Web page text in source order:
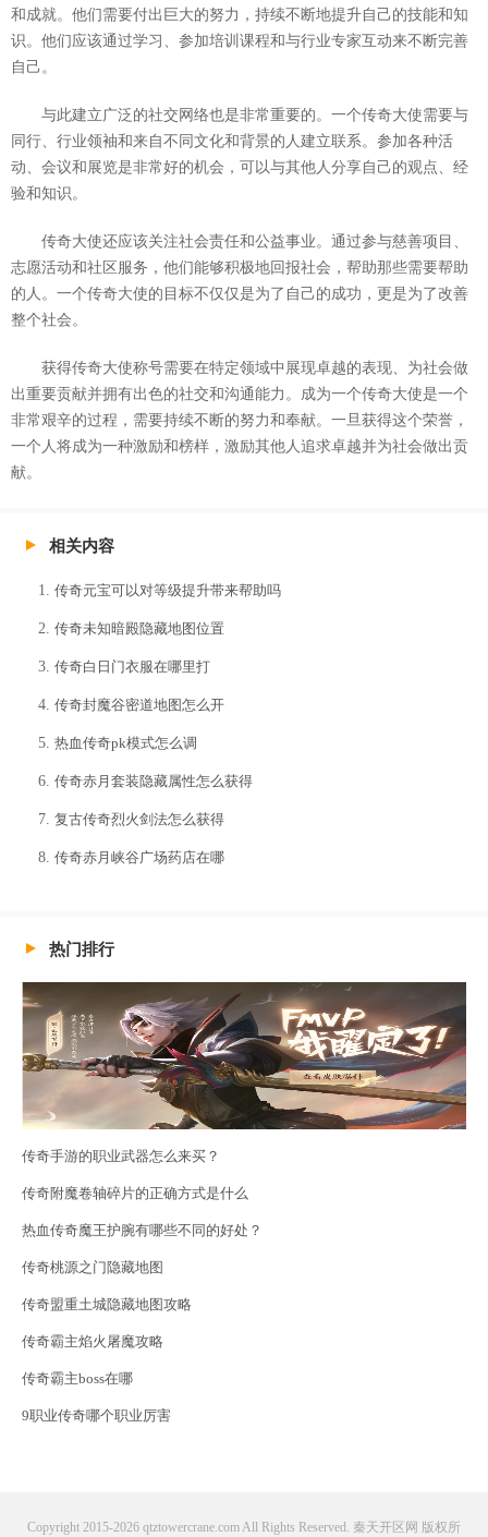
和成就。他们需要付出巨大的努力，持续不断地提升自己的技能和知
识。他们应该通过学习、参加培训课程和与行业专家互动来不断完善
自己。
与此建立广泛的社交网络也是非常重要的。一个传奇大使需要与
同行、行业领袖和来自不同文化和背景的人建立联系。参加各种活
动、会议和展览是非常好的机会，可以与其他人分享自己的观点、经
验和知识。
传奇大使还应该关注社会责任和公益事业。通过参与慈善项目、
志愿活动和社区服务，他们能够积极地回报社会，帮助那些需要帮助
的人。一个传奇大使的目标不仅仅是为了自己的成功，更是为了改善
整个社会。
获得传奇大使称号需要在特定领域中展现卓越的表现、为社会做
出重要贡献并拥有出色的社交和沟通能力。成为一个传奇大使是一个
非常艰辛的过程，需要持续不断的努力和奉献。一旦获得这个荣誉，
一个人将成为一种激励和榜样，激励其他人追求卓越并为社会做出贡
献。
相关内容
传奇元宝可以对等级提升带来帮助吗
传奇未知暗殿隐藏地图位置
传奇白日门衣服在哪里打
传奇封魔谷密道地图怎么开
热血传奇pk模式怎么调
传奇赤月套装隐藏属性怎么获得
复古传奇烈火剑法怎么获得
传奇赤月峡谷广场药店在哪
热门排行
传奇手游的职业武器怎么来买？
传奇附魔卷轴碎片的正确方式是什么
热血传奇魔王护腕有哪些不同的好处？
传奇桃源之门隐藏地图
传奇盟重土城隐藏地图攻略
传奇霸主焰火屠魔攻略
传奇霸主boss在哪
9职业传奇哪个职业厉害
Copyright 2015-2026 qtztowercrane.com All Rights Reserved. 秦天开区网 版权所